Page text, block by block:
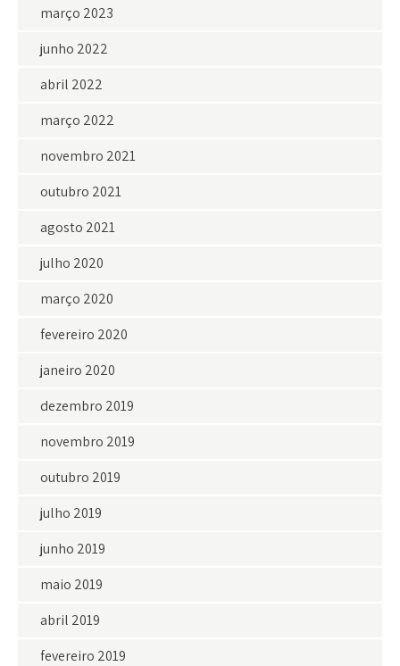
março 2023
junho 2022
abril 2022
março 2022
novembro 2021
outubro 2021
agosto 2021
julho 2020
março 2020
fevereiro 2020
janeiro 2020
dezembro 2019
novembro 2019
outubro 2019
julho 2019
junho 2019
maio 2019
abril 2019
fevereiro 2019